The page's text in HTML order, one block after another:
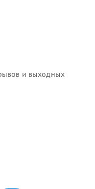
и выходных